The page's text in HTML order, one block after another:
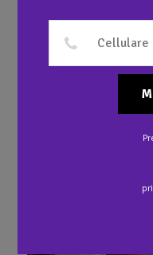
Ti potrebbe